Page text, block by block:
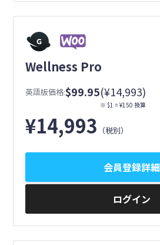
Wellness Pro
英語版価格:$99.95(¥14,993)
※ $1 = ¥150 換算
¥14,993 （税別）
会員登録詳細
ログイン